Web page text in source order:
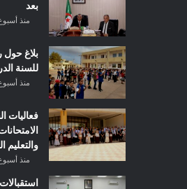
بعد
منذ
بلاغ حول
للسنة
منذ
فعاليات
والتعليم
منذ